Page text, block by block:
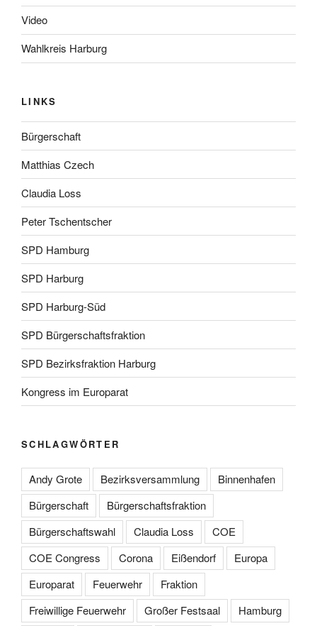
Video
Wahlkreis Harburg
LINKS
Bürgerschaft
Matthias Czech
Claudia Loss
Peter Tschentscher
SPD Hamburg
SPD Harburg
SPD Harburg-Süd
SPD Bürgerschaftsfraktion
SPD Bezirksfraktion Harburg
Kongress im Europarat
SCHLAGWÖRTER
Andy Grote Bezirksversammlung
Binnenhafen
Bürgerschaft
Bürgerschaftsfraktion
Bürgerschaftswahl
Claudia Loss
COE
COE Congress
Corona Eißendorf
Europa
Europarat
Feuerwehr
Fraktion
Freiwillige Feuerwehr
Großer Festsaal
Hamburg